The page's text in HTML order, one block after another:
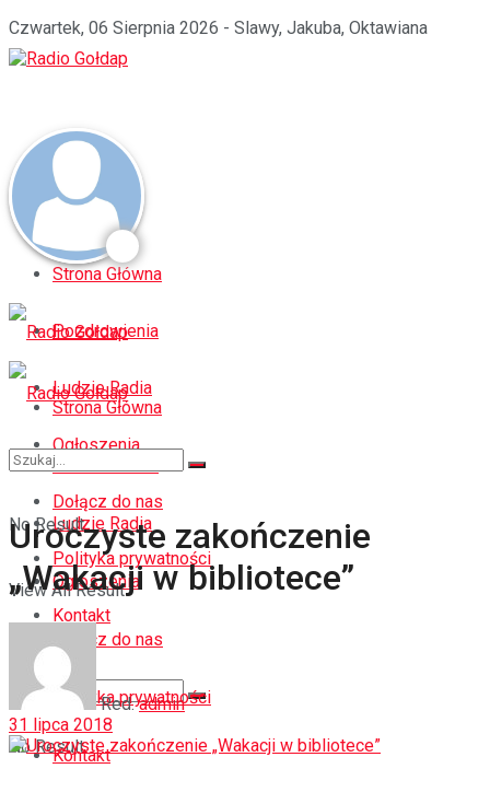
Czwartek, 06 Sierpnia 2026 - Slawy, Jakuba, Oktawiana
Strona Główna
Pozdrowienia
Ludzie Radia
Ogłoszenia
Dołącz do nas
Polityka prywatności
Kontakt
No Result
Strona Główna
Pozdrowienia
Ludzie Radia
Ogłoszenia
Dołącz do nas
Polityka prywatności
Kontakt
No Result
View All Result
Uroczyste zakończenie
„Wakacji w bibliotece”
Red. admin
31 lipca 2018